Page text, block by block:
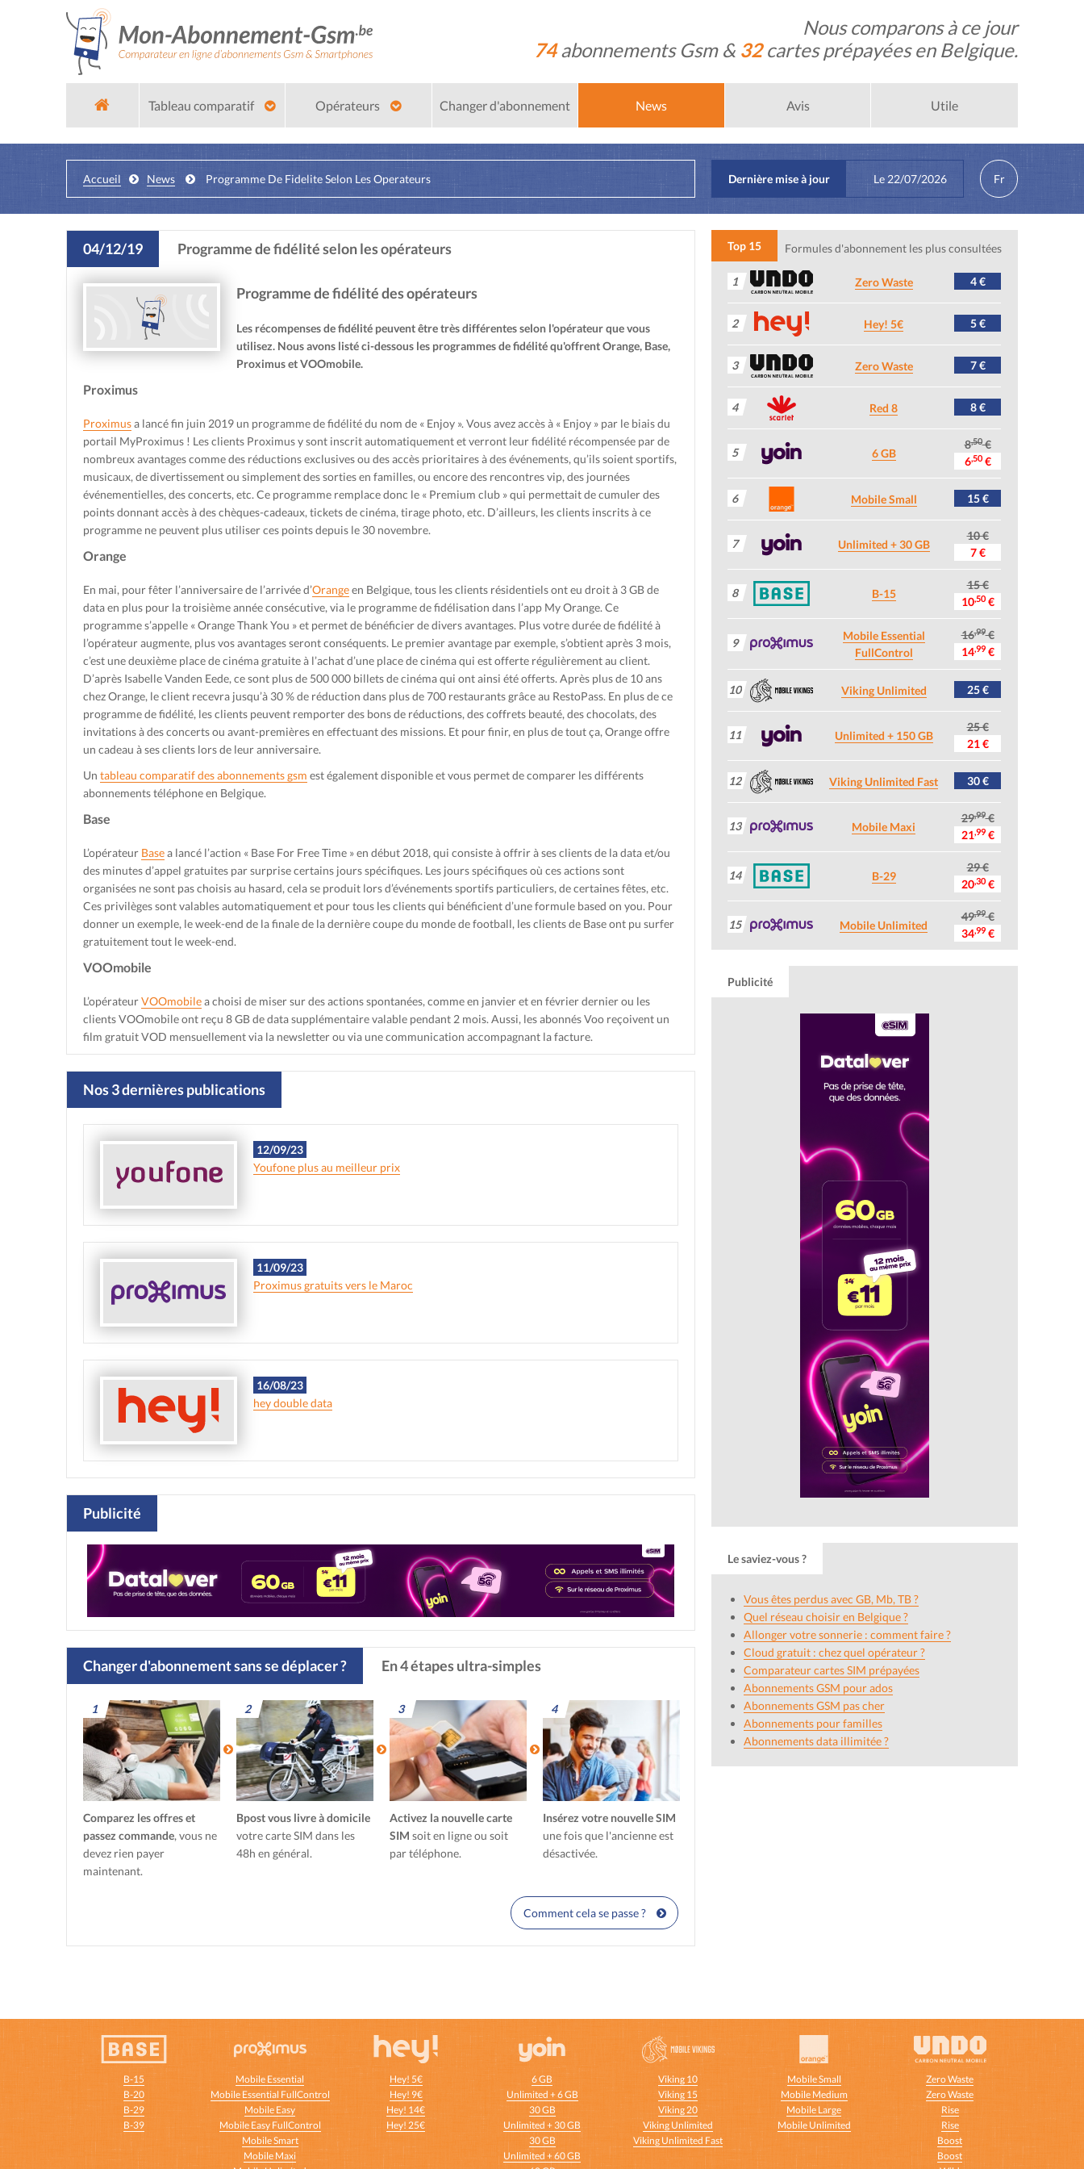
Nous comparons à ce jour
74abonnements Gsm & 32cartes prépayées en Belgique.
Tableau comparatif Opérateurs Changer d'abonnement News Avis Utile
Accueil News Programme De Fidelite Selon Les Operateurs Dernière mise à jour Le 22/07/2026 Fr
04/12/19 Programme de fidélité selon les opérateurs
Programme de fidélité des opérateurs
Les récompenses de fidélité peuvent être très différentes selon l'opérateur que vous
utilisez. Nous avons listé ci-dessous les programmes de fidélité qu'offrent Orange, Base,
Proximus et VOOmobile.
Proximus
Proximusa lancé fin juin 2019 un programme de fidélité du nom de « Enjoy ». Vous avez accès à « Enjoy » par le biais du
portail MyProximus ! Les clients Proximus y sont inscrit automatiquement et verront leur fidélité récompensée par de
nombreux avantages comme des réductions exclusives ou des accès prioritaires à des événements, qu’ils soient sportifs,
musicaux, de divertissement ou simplement des sorties en familles, ou encore des rencontres vip, des journées
événementielles, des concerts, etc. Ce programme remplace donc le « Premium club » qui permettait de cumuler des
points donnant accès à des chèques-cadeaux, tickets de cinéma, tirage photo, etc. D’ailleurs, les clients inscrits à ce
programme ne peuvent plus utiliser ces points depuis le 30 novembre.
Orange
En mai, pour fêter l’anniversaire de l’arrivée d’Orangeen Belgique, tous les clients résidentiels ont eu droit à 3 GB de
data en plus pour la troisième année consécutive, via le programme de fidélisation dans l’app My Orange. Ce
programme s’appelle « Orange Thank You » et permet de bénéficier de divers avantages. Plus votre durée de fidélité à
l’opérateur augmente, plus vos avantages seront conséquents. Le premier avantage par exemple, s’obtient après 3 mois,
c’est une deuxième place de cinéma gratuite à l’achat d’une place de cinéma qui est offerte régulièrement au client.
D’après Isabelle Vanden Eede, ce sont plus de 500 000 billets de cinéma qui ont ainsi été offerts. Après plus de 10 ans
chez Orange, le client recevra jusqu’à 30 % de réduction dans plus de 700 restaurants grâce au RestoPass. En plus de ce
programme de fidélité, les clients peuvent remporter des bons de réductions, des coffrets beauté, des chocolats, des
invitations à des concerts ou avant-premières en effectuant des missions. Et pour finir, en plus de tout ça, Orange offre
un cadeau à ses clients lors de leur anniversaire.
Un tableau comparatif des abonnements gsm est également disponible et vous permet de comparer les différents
abonnements téléphone en Belgique.
Base
L’opérateur Basea lancé l’action « Base For Free Time » en début 2018, qui consiste à offrir à ses clients de la data et/ou
des minutes d’appel gratuites par surprise certains jours spécifiques. Les jours spécifiques où ces actions sont
organisées ne sont pas choisis au hasard, cela se produit lors d’événements sportifs particuliers, de certaines fêtes, etc.
Ces privilèges sont valables automatiquement et pour tous les clients qui bénéficient d’une formule based on you. Pour
donner un exemple, le week-end de la finale de la dernière coupe du monde de football, les clients de Base ont pu surfer
gratuitement tout le week-end.
VOOmobile
L’opérateurVOOmobilea choisi de miser sur des actions spontanées, comme en janvier et en février dernier ou les
clients VOOmobile ont reçu 8 GB de data supplémentaire valable pendant 2 mois. Aussi, les abonnés Voo reçoivent un
film gratuit VOD mensuellement via la newsletter ou via une communication accompagnant la facture.
Nos 3 dernières publications
12/09/23
Youfone plus au meilleur prix
11/09/23
Proximus gratuits vers le Maroc
16/08/23
hey double data
Publicité
Changer d'abonnement sans se déplacer ? En 4 étapes ultra-simples
1
Comparez les offres et
passez commande, vous ne
devez rien payer
maintenant.
2
Bpost vous livre à domicile
votre carte SIM dans les
48h en général.
3
Activez la nouvelle carte
SIM soit en ligne ou soit
par téléphone.
4
Insérez votre nouvelle SIM
une fois que l'ancienne est
désactivée.
Comment cela se passe ?
Top 15 Formules d'abonnement les plus consultées
1 Zero Waste 4 €
2 Hey! 5€ 5 €
3 Zero Waste 7 €
4 Red 8 8 €
5 6 GB
8,50€
6,50€
6 Mobile Small 15 €
7 Unlimited + 30 GB
10 €
7 €
8 B-15
15 €
10,50€
9
Mobile Essential
FullControl
16,99€
14,99€
10 Viking Unlimited 25 €
11 Unlimited + 150 GB
25 €
21 €
12 Viking Unlimited Fast 30 €
13 Mobile Maxi
29,99€
21,99€
14 B-29
29 €
20,30€
15 Mobile Unlimited
49,99€
34,99€
Publicité
Le saviez-vous ?
Vous êtes perdus avec GB, Mb, TB ?
Quel réseau choisir en Belgique ?
Allonger votre sonnerie : comment faire ?
Cloud gratuit : chez quel opérateur ?
Comparateur cartes SIM prépayées
Abonnements GSM pour ados
Abonnements GSM pas cher
Abonnements pour familles
Abonnements data illimitée ?
B-15
B-20
B-29
B-39
Mobile Essential
Mobile Essential FullControl
Mobile Easy
Mobile Easy FullControl
Mobile Smart
Mobile Maxi
Hey! 5€
Hey! 9€
Hey! 14€
Hey! 25€
6 GB
Unlimited + 6 GB
30 GB
Unlimited + 30 GB
30 GB
Unlimited + 60 GB
Viking 10
Viking 15
Viking 20
Viking Unlimited
Viking Unlimited Fast
Mobile Small
Mobile Medium
Mobile Large
Mobile Unlimited
Zero Waste
Zero Waste
Rise
Rise
Boost
Boost